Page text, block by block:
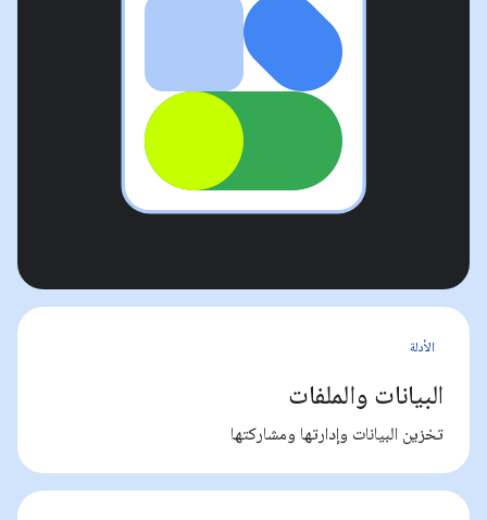
الأدلة
البيانات والملفات
تخزين البيانات وإدارتها ومشاركتها